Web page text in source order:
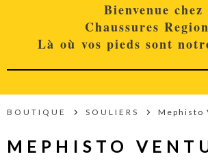
Bienvenue chez
Chaussures
Là où vos pieds sont
BOUTIQUE SOULIERS Mephisto
MEPHISTO